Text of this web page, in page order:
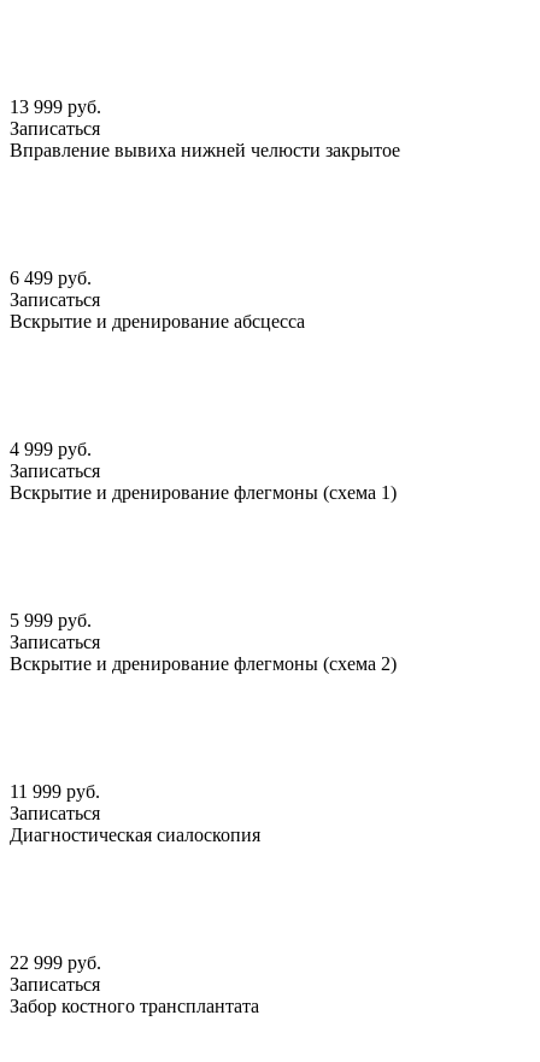
13 999 руб.
Записаться
Вправление вывиха нижней челюсти закрытое
6 499 руб.
Записаться
Вскрытие и дренирование абсцесса
4 999 руб.
Записаться
Вскрытие и дренирование флегмоны (схема 1)
5 999 руб.
Записаться
Вскрытие и дренирование флегмоны (схема 2)
11 999 руб.
Записаться
Диагностическая сиалоскопия
22 999 руб.
Записаться
Забор костного трансплантата